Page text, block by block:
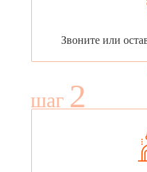
Звоните или
шаг 2